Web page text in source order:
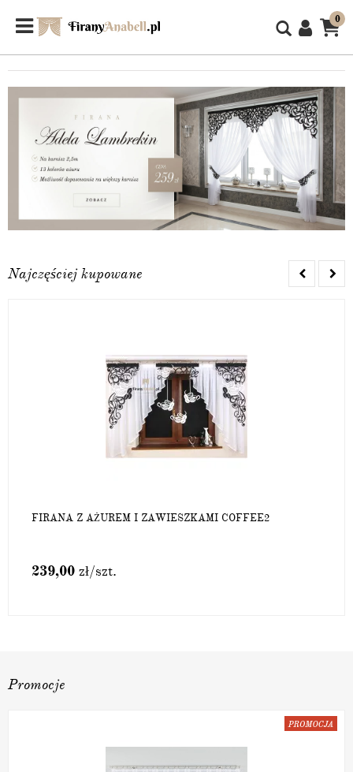
0
Najczęściej kupowane
FIRANA Z AŻUREM I ZAWIESZKAMI COFFEE2
239,00 zł/szt.
Promocje